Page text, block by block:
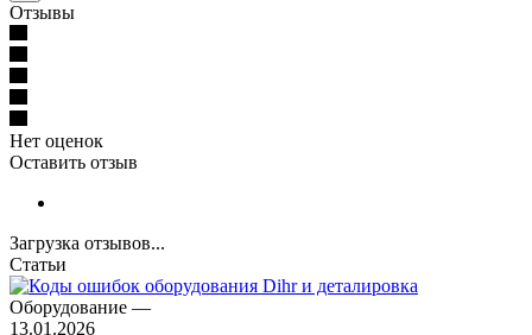
Отзывы
Нет оценок
Оставить отзыв
Загрузка отзывов...
Статьи
Оборудование —
13.01.2026